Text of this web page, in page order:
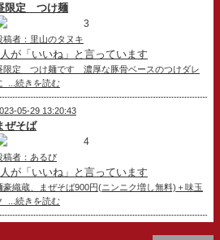
限定 つけ麺
3
稿者：里山のタヌキ
が「いいね」と言っています
限定 つけ麺です 濃厚な豚骨ベースのつけダレ
...続きを読む
05-29 13:20:43
ぜそば
4
稿者：あるび
が「いいね」と言っています
豪織蔵、まぜそば900円(ニンニク増し無料)＋味玉
...続きを読む